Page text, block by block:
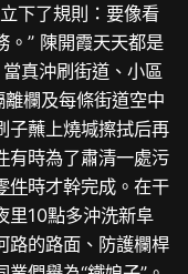
下了規則：要像看
。” 陳開霞天天都是
真沖刷街道、小區
欄及每條街道空中
子蘸上燒堿擦拭后再
有時為了肅清一處污
件時才幹完成。在干
里10點多沖洗新阜
路的路面、防護欄桿